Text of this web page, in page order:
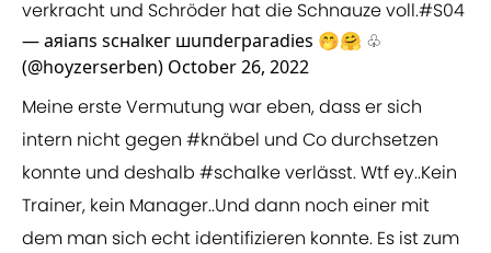
verkracht und Schröder hat die Schnauze voll.#S04
— аяiапs sснаlкег шuпdеграгаdiеs 🤭🤗 ♧
(@hoyzerserben) October 26, 2022
Meine erste Vermutung war eben, dass er sich
intern nicht gegen #knäbel und Co durchsetzen
konnte und deshalb #schalkeverlässt. Wtf ey..Kein
Trainer, kein Manager..Und dann noch einer mit
dem man sich echt identifizieren konnte. Es ist zum